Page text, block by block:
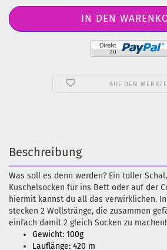
AUF DEN
Beschreibung
Was soll es denn werden? Ein toller
Kuschelsocken für ins Bett oder auf der
hiermit kannst du all das verwirklichen.
stecken 2 Wollstränge, die zusammen
einfach damit 2 gleich Socken zu machen!
Gewicht: 100g
Lauflänge: 420 m